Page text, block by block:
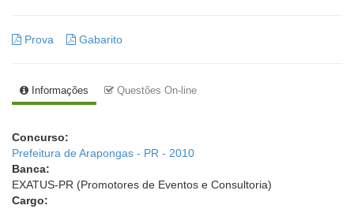
Prova Gabarito
Informações Questões On-line
Concurso:
Prefeitura de Arapongas - PR - 2010
Banca:
EXATUS-PR (Promotores de Eventos e Consultoria)
Cargo: